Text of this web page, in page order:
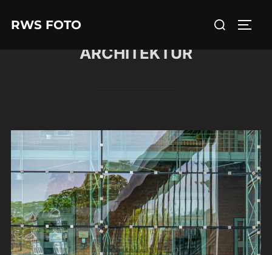
InhaltRWS FOTO
Suchen
ARCHITEKTUR